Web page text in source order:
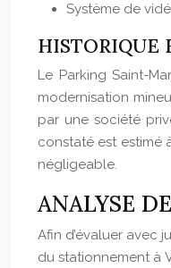
Système de
HISTORIQUE
Le Parking Saint-
modernisation
par une société
constaté est estimé
négligeable.
ANALYSE
Afin d’évaluer avec
du stationnement à